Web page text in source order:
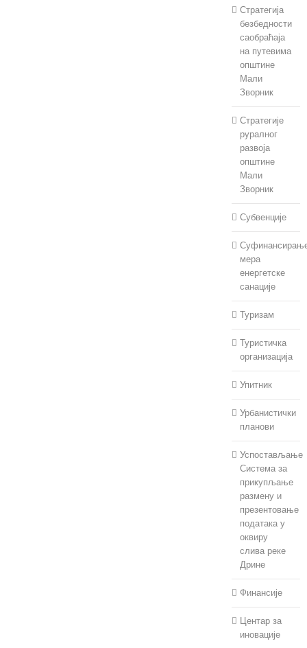
Стратегија
безбедности
саобраћаја
на путевима
општине
Мали
Зворник
Стратегије
руралног
развоја
општине
Мали
Зворник
Субвенције
мера
енергетске
санације
Туризам
Туристичка
организација
Упитник
Урбанистички
планови
Успостављање
Система за
прикупљање
размену и
презентовање
података у
оквиру
слива реке
Дрине
Финансије
Центар за
иновације